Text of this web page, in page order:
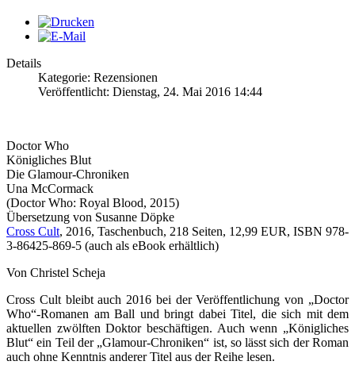
Details
Kategorie: Rezensionen
Veröffentlicht: Dienstag, 24. Mai 2016 14:44
Doctor Who
Königliches Blut
Die Glamour-Chroniken
Una McCormack
(Doctor Who: Royal Blood, 2015)
Übersetzung von Susanne Döpke
Cross Cult, 2016, Taschenbuch, 218 Seiten, 12,99 EUR, ISBN 978-
3-86425-869-5 (auch als eBook erhältlich)
Von Christel Scheja
Cross Cult bleibt auch 2016 bei der Veröffentlichung von „Doctor
Who“-Romanen am Ball und bringt dabei Titel, die sich mit dem
aktuellen zwölften Doktor beschäftigen. Auch wenn „Königliches
Blut“ ein Teil der „Glamour-Chroniken“ ist, so lässt sich der Roman
auch ohne Kenntnis anderer Titel aus der Reihe lesen.